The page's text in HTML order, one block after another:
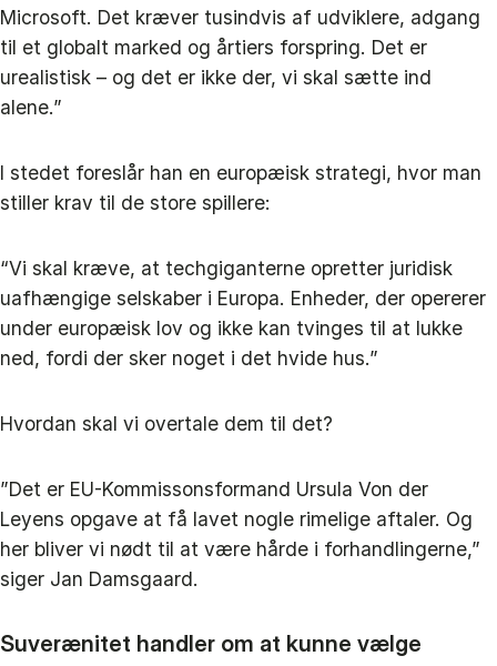
Microsoft. Det kræver tusindvis af udviklere, adgang
til et globalt marked og årtiers forspring. Det er
urealistisk – og det er ikke der, vi skal sætte ind
alene.”
I stedet foreslår han en europæisk strategi, hvor man
stiller krav til de store spillere:
“Vi skal kræve, at techgiganterne opretter juridisk
uafhængige selskaber i Europa. Enheder, der opererer
under europæisk lov og ikke kan tvinges til at lukke
ned, fordi der sker noget i det hvide hus.”
Hvordan skal vi overtale dem til det?
”Det er EU-Kommissonsformand Ursula Von der
Leyens opgave at få lavet nogle rimelige aftaler. Og
her bliver vi nødt til at være hårde i forhandlingerne,”
siger Jan Damsgaard.
Suverænitet handler om at kunne vælge